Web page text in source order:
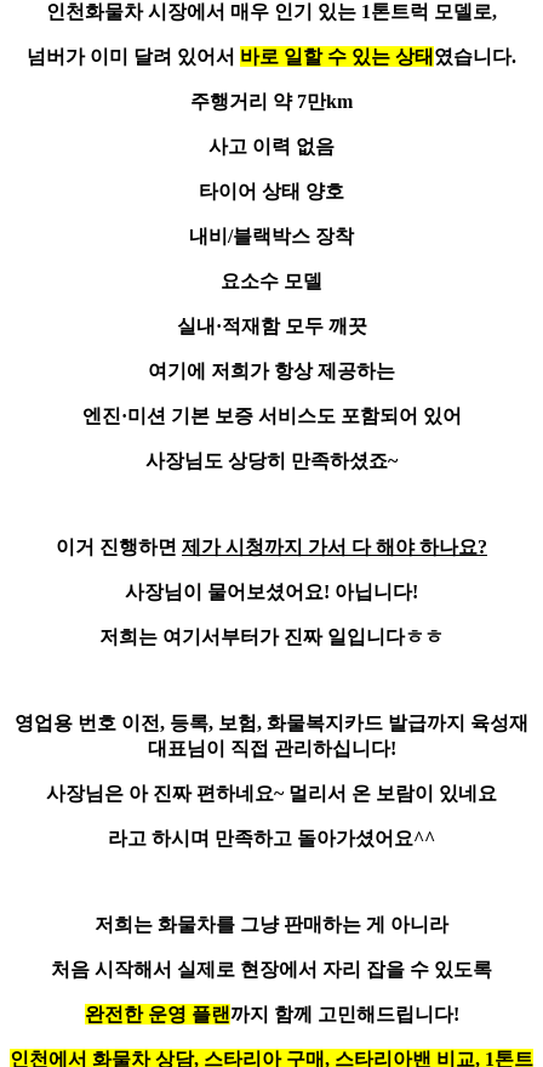
인천화물차 시장에서 매우 인기 있는 1톤트럭 모델로,
넘버가 이미 달려 있어서 바로 일할 수 있는 상태 였습니다.
주행거리 약 7만km
사고 이력 없음
타이어 상태 양호
내비/블랙박스 장착
요소수 모델
실내·적재함 모두 깨끗
여기에 저희가 항상 제공하는
엔진·미션 기본 보증 서비스도 포함되어 있어
사장님도 상당히 만족하셨죠~
이거 진행하면 제가 시청까지 가서 다 해야 하나요?
사장님이 물어보셨어요! 아닙니다!
저희는 여기서부터가 진짜 일입니다ㅎㅎ
영업용 번호 이전, 등록, 보험, 화물복지카드 발급까지 육성재
대표님이 직접 관리하십니다!
사장님은 아 진짜 편하네요~ 멀리서 온 보람이 있네요
라고 하시며 만족하고 돌아가셨어요^^
저희는 화물차를 그냥 판매하는 게 아니라
처음 시작해서 실제로 현장에서 자리 잡을 수 있도록
완전한 운영 플랜까지 함께 고민해드립니다!
인천에서 화물차 상담, 스타리아 구매, 스타리아밴 비교, 1톤트